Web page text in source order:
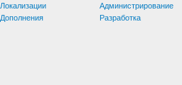
Локализации
Дополнения
Администрирование
Разработка